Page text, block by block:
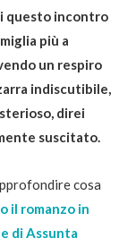
questo incontro
più a
un respiro
indiscutibile,
direi
suscitato.
cosa
il romanzo in
di Assunta